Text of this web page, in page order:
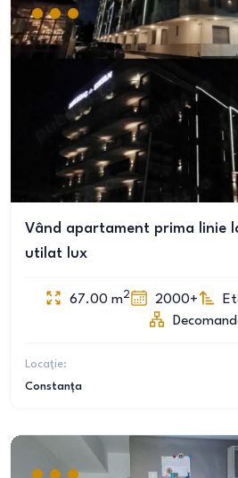
Vând apartament prima linie
utilat lux
67.00 m2 2000+
Locație:
Constanța